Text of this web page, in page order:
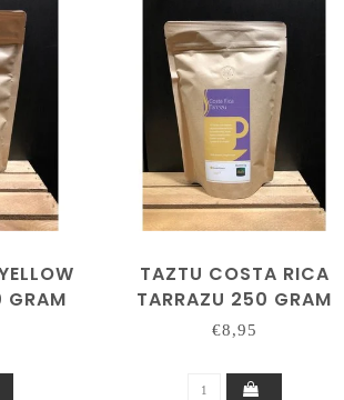
GRAM
TAZTU COSTA RICA
TARRAZU 250 GRAM
€8,95